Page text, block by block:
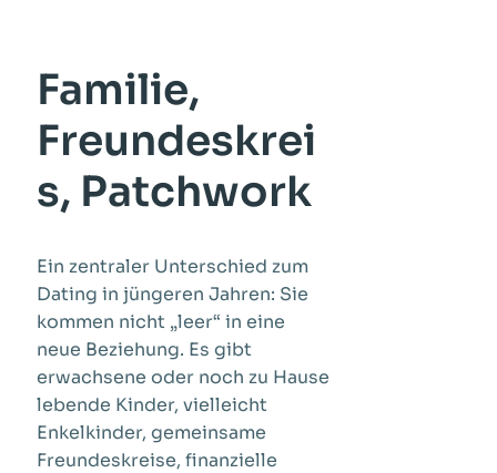
Familie,
Freundeskrei
s, Patchwork
Ein zentraler Unterschied zum
Dating in jüngeren Jahren: Sie
kommen nicht „leer“ in eine
neue Beziehung. Es gibt
erwachsene oder noch zu Hause
lebende Kinder, vielleicht
Enkelkinder, gemeinsame
Freundeskreise, finanzielle